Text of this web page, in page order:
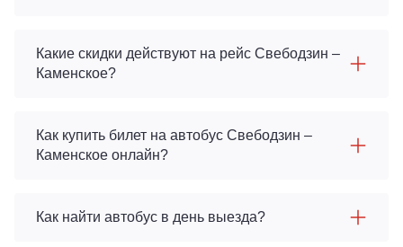
Какие скидки действуют на рейс Свебодзин –
Каменское?
Как купить билет на автобус Свебодзин –
Каменское онлайн?
Как найти автобус в день выезда?